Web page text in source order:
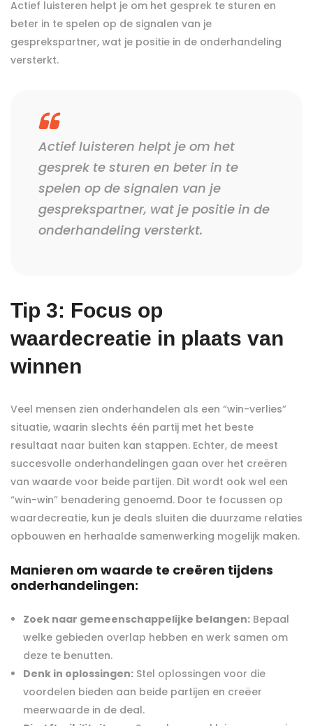
Actief luisteren helpt je om het gesprek te sturen en
beter in te spelen op de signalen van je
gesprekspartner, wat je positie in de onderhandeling
versterkt.
Actief luisteren helpt je om het
gesprek te sturen en beter in te
spelen op de signalen van je
gesprekspartner, wat je positie in de
onderhandeling versterkt.
Tip 3: Focus op
waardecreatie in plaats van
winnen
Veel mensen zien onderhandelen als een “win-verlies”
situatie, waarin slechts één partij met het beste
resultaat naar buiten kan stappen. Echter, de meest
succesvolle onderhandelingen gaan over het creëren
van waarde voor beide partijen. Dit wordt ook wel een
“win-win” benadering genoemd. Door te focussen op
waardecreatie, kun je deals sluiten die duurzame relaties
opbouwen en herhaalde samenwerking mogelijk maken.
Manieren om waarde te creëren tijdens
onderhandelingen:
Zoek naar gemeenschappelijke belangen: Bepaal
welke gebieden overlap hebben en werk samen om
deze te benutten.
Denk in oplossingen: Stel oplossingen voor die
voordelen bieden aan beide partijen en creëer
meerwaarde in de deal.